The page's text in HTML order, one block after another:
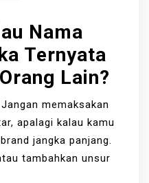
Nama
Ternyata
Lain?
memaksakan
apalagi kalau kamu
jangka panjang.
tambahkan unsur